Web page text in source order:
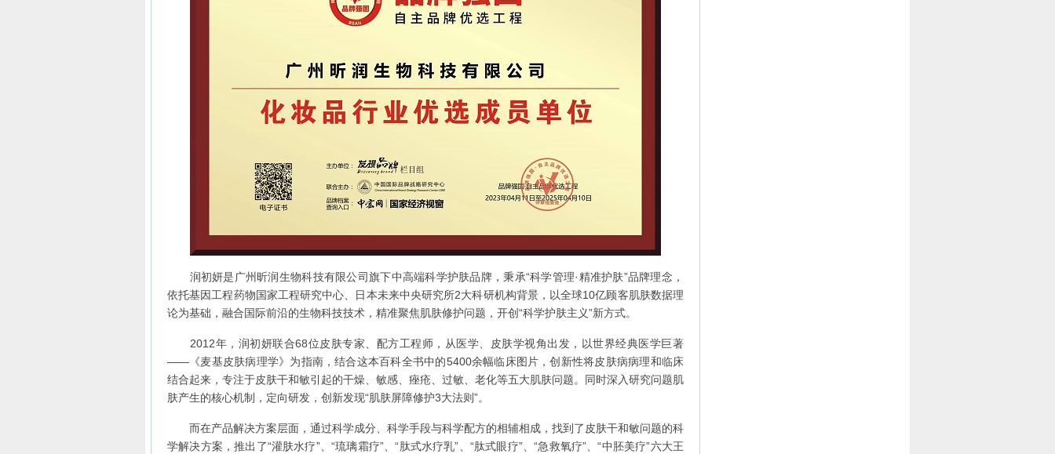
润初妍是广州昕润生物科技有限公司旗下中高端科学护肤品牌，秉承“科学管理·精准护肤”品牌理念，
依托基因工程药物国家工程研究中心、日本未来中央研究所2大科研机构背景，以全球10亿顾客肌肤数据理
论为基础，融合国际前沿的生物科技技术，精准聚焦肌肤修护问题，开创“科学护肤主义”新方式。
2012年，润初妍联合68位皮肤专家、配方工程师，从医学、皮肤学视角出发，以世界经典医学巨著
——《麦基皮肤病理学》为指南，结合这本百科全书中的5400余幅临床图片，创新性将皮肤病病理和临床
结合起来，专注于皮肤干和敏引起的干燥、敏感、痤疮、过敏、老化等五大肌肤问题。同时深入研究问题肌
肤产生的核心机制，定向研发，创新发现“肌肤屏障修护3大法则”。
而在产品解决方案层面，通过科学成分、科学手段与科学配方的相辅相成，找到了皮肤干和敏问题的科
学解决方案，推出了“灌肤水疗”、“琉璃霜疗”、“肽式水疗乳”、“肽式眼疗”、“急救氧疗”、“中胚美疗”六大王